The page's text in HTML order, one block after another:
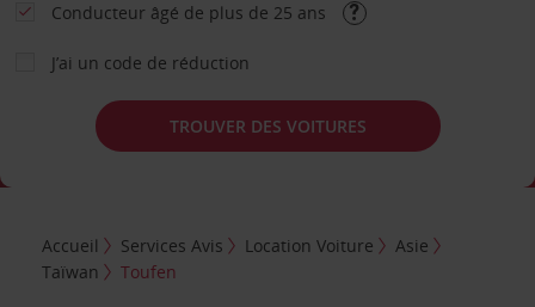
Conducteur âgé de plus de 25 ans
J’ai un code de réduction
TROUVER DES VOITURES
Accueil Services Avis Location Voiture
Asie
Taïwan
Toufen